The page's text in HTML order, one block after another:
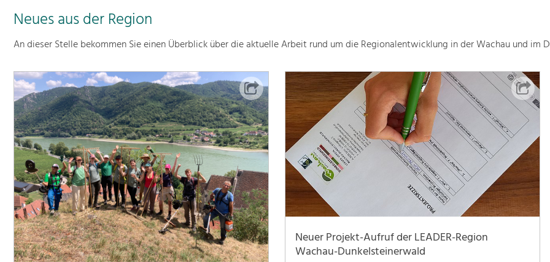
Neues aus der Region
An dieser Stelle bekommen Sie einen Überblick über die aktuelle Arbeit rund um die Regionalentwicklung in der Wachau und im
Neuer Projekt-Aufruf der LEADER-Region
Wachau-Dunkelsteinerwald